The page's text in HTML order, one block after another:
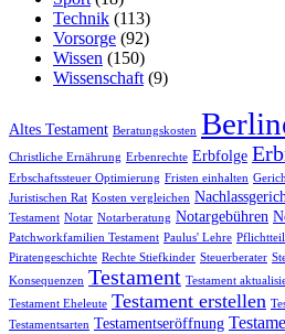
Technik (113)
Vorsorge (92)
Wissen (150)
Wissenschaft (9)
Altes Testament Beratungskosten
Christliche Ernährung Erbenrechte Erbfolge
Erbschaftssteuer Optimierung Fristen einhalten
Juristischen Rat Kosten vergleichen
Testament Notar Notarberatung Notargebühren
Patchworkfamilien Testament Paulus' Lehre
Piratengeschichte Rechte Stiefkinder Steuerberater
Konsequenzen Testament Testament
Testament Eheleute Testament erstellen
Testamentsarten Testamentseröffnung